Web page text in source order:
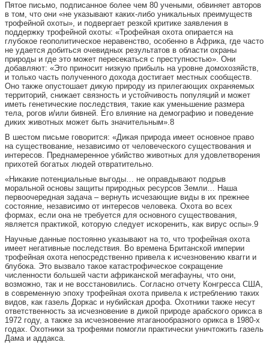
Пятое письмо, подписанное более чем 80 учеными, обвиняет авторов
в том, что они «не указывают каких-либо уникальных преимуществ
трофейной охоты», и подвергает резкой критике заявления в
поддержку трофейной охоты: «Трофейная охота опирается на
глубокое геополитическое неравенство, особенно в Африка, где часто
не удается добиться очевидных результатов в области охраны
природы и где это может пересекаться с преступностью». Они
добавляют: «Это приносит низкую прибыль на уровне домохозяйств,
и только часть полученного дохода достигает местных сообществ.
Оно также опустошает дикую природу из прилегающих охраняемых
территорий, снижает связность и устойчивость популяций и может
иметь генетические последствия, такие как уменьшение размера
тела, рогов и/или бивней. Его влияние на демографию и поведение
диких животных может быть значительным».8
В шестом письме говорится: «Дикая природа имеет основное право
на существование, независимо от человеческого существования и
интересов. Преднамеренное убийство животных для удовлетворения
прихотей богатых людей отвратительно.
«Никакие потенциальные выгоды… не оправдывают подрыв
моральной основы защиты природных ресурсов Земли… Наша
первоочередная задача – вернуть исчезающие виды в их прежнее
состояние, независимо от интересов человека. Охота во всех
формах, если она не требуется для основного существования,
является практикой, которую следует искоренить, как вирус оспы».9
Научные данные постоянно указывают на то, что трофейная охота
имеет негативные последствия. Во времена Британской империи
трофейная охота непосредственно привела к исчезновению квагги и
блубока. Это вызвало такое катастрофическое сокращение
численности большей части африканской мегафауны, что они,
возможно, так и не восстановились. Согласно отчету Конгресса США,
в современную эпоху трофейная охота привела к истреблению таких
видов, как газель Доркас и нубийская дрофа. Охотники также несут
ответственность за исчезновение в дикой природе арабского орикса в
1972 году, а также за исчезновение ятаганообразного орикса в 1980-х
годах. Охотники за трофеями помогли практически уничтожить газель
Дама и аддакса.